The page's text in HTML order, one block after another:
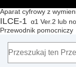
Aparat cyfrowy z
ILCE-1 α1 Ver.2 lub
Przewodnik pomocniczy
Początek
Korzystanie z pozycji
Sprawdzenie aparatu i